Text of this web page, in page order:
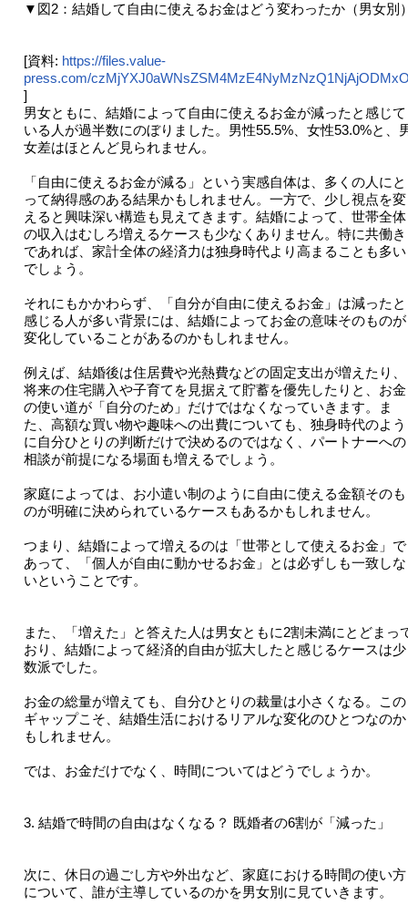
▼図2：結婚して自由に使えるお金はどう変わったか（男女別
[資料: https://files.value-
press.com/
]
男女ともに、結婚によって自由に使えるお金が減ったと感じて
いる人が過半数にのぼりました。男性55.5%、女性53.0%と、
女差はほとんど見られません。
「自由に使えるお金が減る」という実感自体は、多くの人にと
って納得感のある結果かもしれません。一方で、少し視点を変
えると興味深い構造も見えてきます。結婚によって、世帯全体
の収入はむしろ増えるケースも少なくありません。特に共働き
であれば、家計全体の経済力は独身時代より高まることも多い
でしょう。
それにもかかわらず、「自分が自由に使えるお金」は減ったと
感じる人が多い背景には、結婚によってお金の意味そのものが
変化していることがあるのかもしれません。
例えば、結婚後は住居費や光熱費などの固定支出が増えたり、
将来の住宅購入や子育てを見据えて貯蓄を優先したりと、お金
の使い道が「自分のため」だけではなくなっていきます。ま
た、高額な買い物や趣味への出費についても、独身時代のよう
に自分ひとりの判断だけで決めるのではなく、パートナーへの
相談が前提になる場面も増えるでしょう。
家庭によっては、お小遣い制のように自由に使える金額そのも
のが明確に決められているケースもあるかもしれません。
つまり、結婚によって増えるのは「世帯として使えるお金」で
あって、「個人が自由に動かせるお金」とは必ずしも一致しな
いということです。
また、「増えた」と答えた人は男女ともに2割未満にとどまっ
おり、結婚によって経済的自由が拡大したと感じるケースは少
数派でした。
お金の総量が増えても、自分ひとりの裁量は小さくなる。この
ギャップこそ、結婚生活におけるリアルな変化のひとつなのか
もしれません。
では、お金だけでなく、時間についてはどうでしょうか。
3. 結婚で時間の自由はなくなる？ 既婚者の6割が「減った」
次に、休日の過ごし方や外出など、家庭における時間の使い方
について、誰が主導しているのかを男女別に見ていきます。